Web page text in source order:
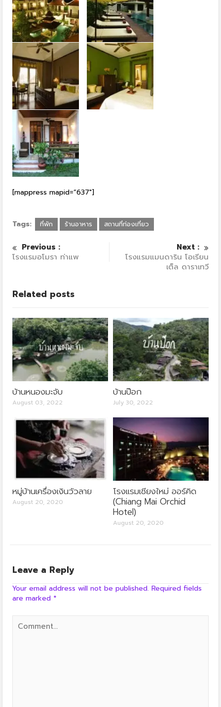
[mappress mapid=”637″]
Tags: ที่พัก ร้านอาหาร สถานที่ท่องเที่ยว
Previous :
โรงแรมอโมรา ท่าแพ
Next :
โรงแรมแมนดาริน โอเรียน
เต็ล ดาราเทวี
Related posts
บ้านหนองมะจับ
August 03, 2022
บ้านป๊อก
July 30, 2022
หมู่บ้านเครื่องเงินวัวลาย
August 20, 2020
โรงแรมเชียงใหม่ ออร์คิด
(Chiang Mai Orchid
Hotel)
August 20, 2020
Leave a Reply
Your email address will not be published. Required fields
are marked *